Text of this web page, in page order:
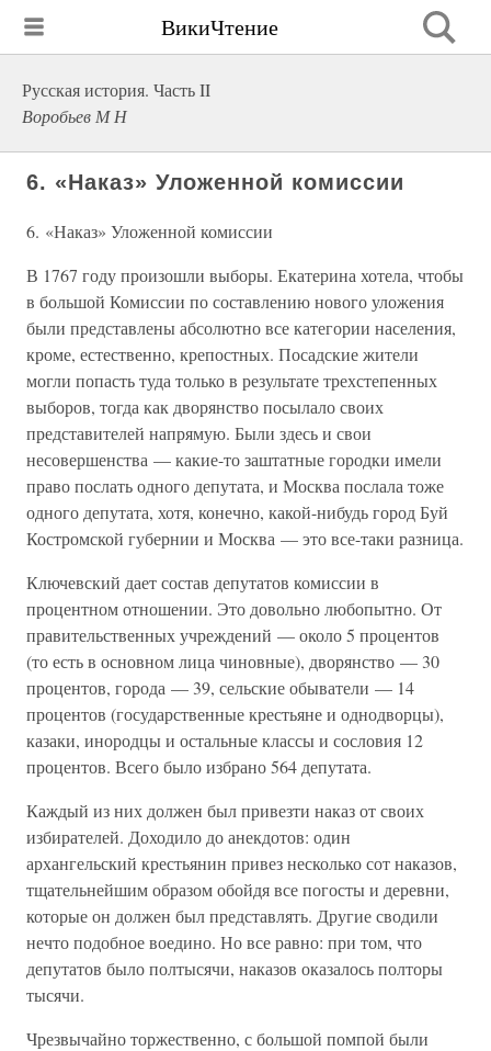
ВикиЧтение
Русская история. Часть II
Воробьев М Н
6. «Наказ» Уложенной комиссии
6. «Наказ» Уложенной комиссии
В 1767 году произошли выборы. Екатерина хотела, чтобы
в большой Комиссии по составлению нового уложения
были представлены абсолютно все категории населения,
кроме, естественно, крепостных. Посадские жители
могли попасть туда только в результате трехстепенных
выборов, тогда как дворянство посылало своих
представителей напрямую. Были здесь и свои
несовершенства — какие-то заштатные городки имели
право послать одного депутата, и Москва послала тоже
одного депутата, хотя, конечно, какой-нибудь город Буй
Костромской губернии и Москва — это все-таки разница.
Ключевский дает состав депутатов комиссии в
процентном отношении. Это довольно любопытно. От
правительственных учреждений — около 5 процентов
(то есть в основном лица чиновные), дворянство — 30
процентов, города — 39, сельские обыватели — 14
процентов (государственные крестьяне и однодворцы),
казаки, инородцы и остальные классы и сословия 12
процентов. Всего было избрано 564 депутата.
Каждый из них должен был привезти наказ от своих
избирателей. Доходило до анекдотов: один
архангельский крестьянин привез несколько сот наказов,
тщательнейшим образом обойдя все погосты и деревни,
которые он должен был представлять. Другие сводили
нечто подобное воедино. Но все равно: при том, что
депутатов было полтысячи, наказов оказалось полторы
тысячи.
Чрезвычайно торжественно, с большой помпой были